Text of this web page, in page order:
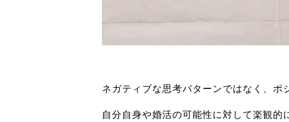
ネガティブな思考パターンではなく、ポ
自分自身や婚活の可能性に対して楽観